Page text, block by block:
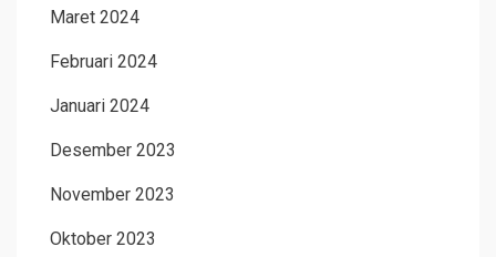
Maret 2024
Februari 2024
Januari 2024
Desember 2023
November 2023
Oktober 2023